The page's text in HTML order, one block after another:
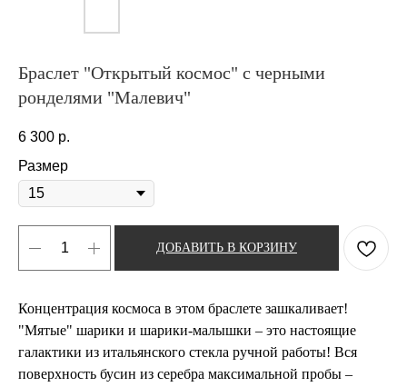
Браслет "Открытый космос" с черными
ронделями "Малевич"
6 300 р.
Размер
ДОБАВИТЬ В КОРЗИНУ
Концентрация космоса в этом браслете зашкаливает!
"Мятые" шарики и шарики-малышки – это настоящие
галактики из итальянского стекла ручной работы! Вся
поверхность бусин из серебра максимальной пробы –